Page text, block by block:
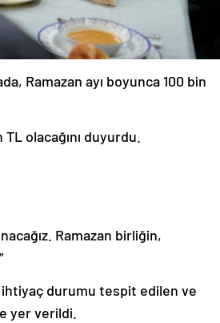
Ramazan ayı boyunca 100 bin
olacağını duyurdu.
Ramazan birliğin,
ihtiyaç durumu tespit edilen ve
yer verildi.